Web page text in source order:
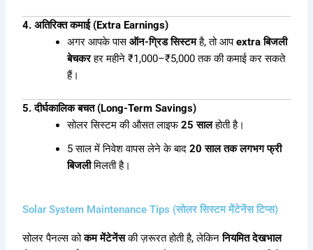
4. अतिरिक्त कमाई (Extra Earnings)
अगर आपके पासऑन-ग्रिड सिस्टमहै, तो आपextra बिजली
बेचकरहर महीने ₹1,000–₹5,000 तक की कमाई कर सकते
हैं।
5. दीर्घकालिक बचत (Long-Term Savings)
सोलर सिस्टम की औसत लाइफ25 सालहोती है।
5 साल में निवेश वापस लेने के बाद20 साल तक लगभग फ्री
बिजलीमिलती है।
Solar System Maintenance Tips (सोलर सिस्टम मेंटेनेंस टिप्स)
सोलर पैनल्स कोकम मेंटेनेंसकी ज़रूरत होती है, लेकिननियमित देखभाल